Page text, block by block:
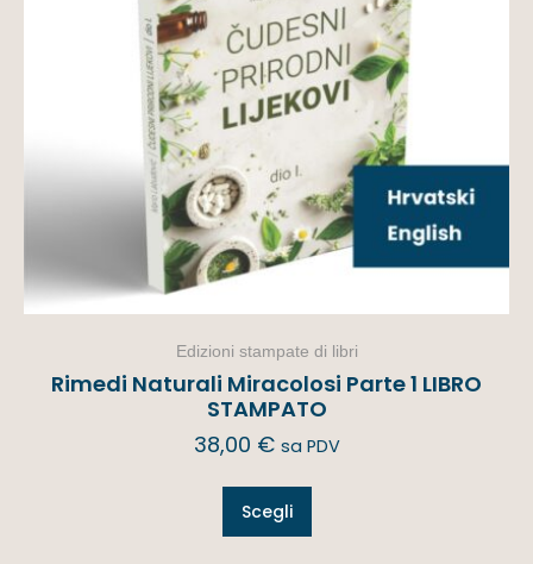
Edizioni stampate di libri
Rimedi Naturali Miracolosi Parte 1 LIBRO
STAMPATO
38,00 € sa PDV
Scegli